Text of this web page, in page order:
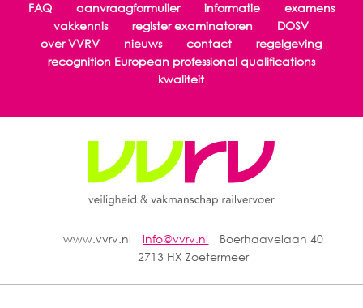
FAQ aanvraagformulier informatie
examens
vakkennis
register examinatoren
DOSV
over VVRV
nieuws contact
regelgeving
recognition European professional qualifications
kwaliteit
www.vvrv.nl info@vvrv.nl
Boerhaavelaan 40
2713 HX Zoetermeer